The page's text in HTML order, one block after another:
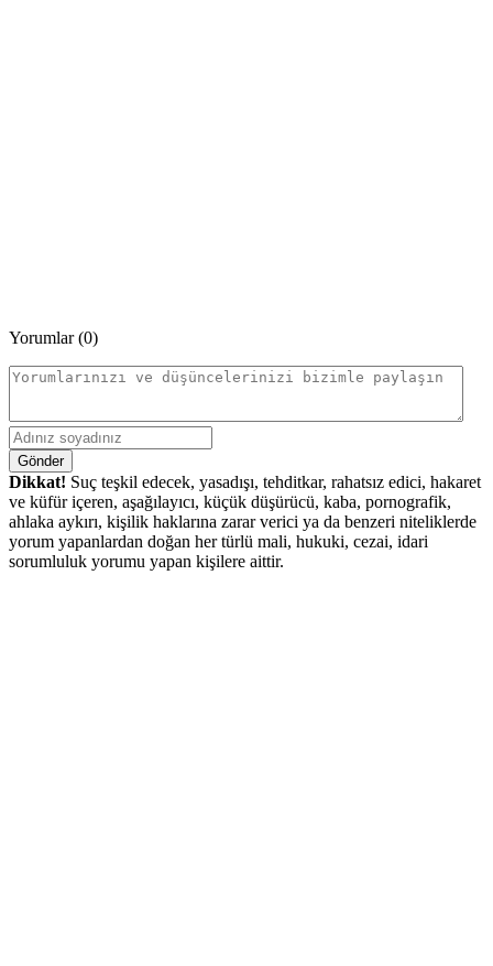
Yorumlar (0)
Gönder
Dikkat! Suç teşkil edecek, yasadışı, tehditkar, rahatsız edici, hakaret
ve küfür içeren, aşağılayıcı, küçük düşürücü, kaba, pornografik,
ahlaka aykırı, kişilik haklarına zarar verici ya da benzeri niteliklerde
yorum yapanlardan doğan her türlü mali, hukuki, cezai, idari
sorumluluk yorumu yapan kişilere aittir.